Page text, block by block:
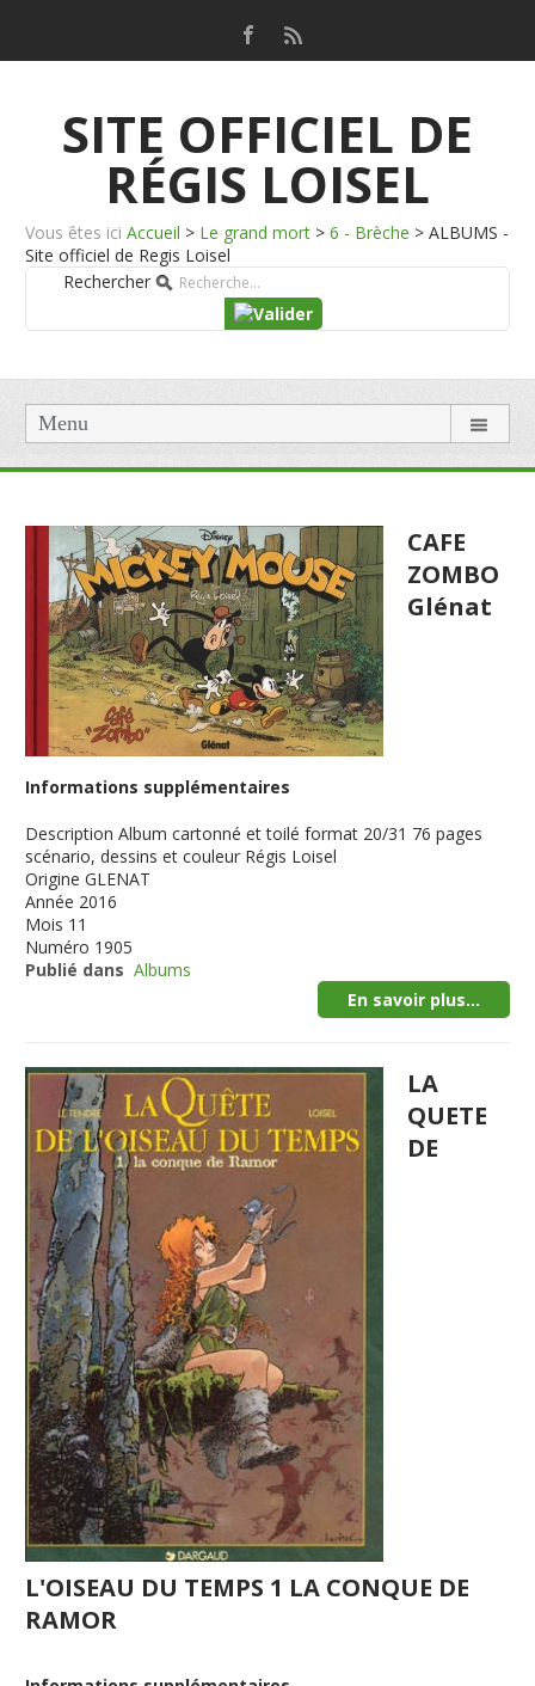
SITE OFFICIEL DE
RÉGIS LOISEL
Vous êtes ici Accueil > Le grand mort > 6 - Brèche > ALBUMS -
Site officiel de Regis Loisel
Rechercher
Menu
CAFE
ZOMBO
Glénat
Informations supplémentaires
Description Album cartonné et toilé format 20/31 76 pages
scénario, dessins et couleur Régis Loisel
Origine GLENAT
Année 2016
Mois 11
Numéro 1905
Publié dans Albums
En savoir plus...
LA
QUETE
DE
L'OISEAU DU TEMPS 1 LA CONQUE DE
RAMOR